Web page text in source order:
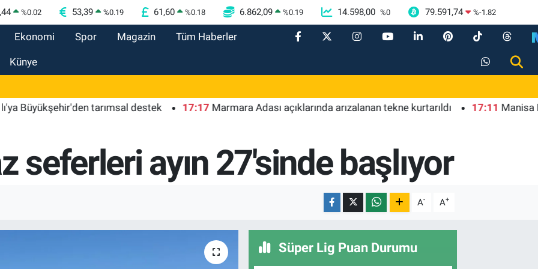
%0.02 53,39 %0.19 61,60 %0.18 6.862,09 %0.19 14.598,00 %0 79.591,74 %-1.82
Ekonomi Spor Magazin Tüm Haberler
Künye
tarımsal destek 17:17 Marmara Adası açıklarında arızalanan tekne kurtarıldı 17:11 Manisa
seferleri ayın 27'sinde başlıyor
A- A+
Süper Lig Puan Durumu